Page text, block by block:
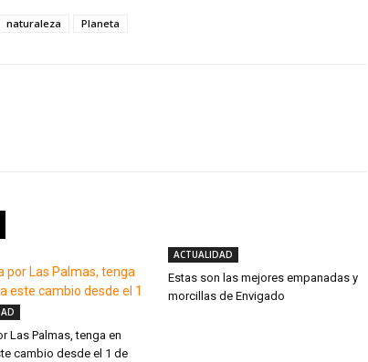
naturaleza Planeta
Las Palmas, tenga en
cambio desde el 1 de
ACTUALIDAD
Estas son las mejores empanadas y
morcillas de Envigado